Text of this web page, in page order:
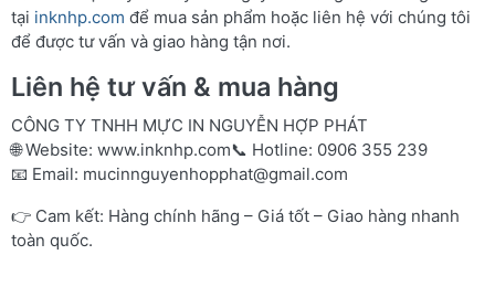
tại inknhp.com để mua sản phẩm hoặc liên hệ với chúng tôi
để được tư vấn và giao hàng tận nơi.
Liên hệ tư vấn & mua hàng
CÔNG TY TNHH MỰC IN NGUYỄN HỢP PHÁT
🌐 Website: www.inknhp.com📞 Hotline: 0906 355 239
📧 Email: mucinnguyenhopphat@gmail.com
👉 Cam kết: Hàng chính hãng – Giá tốt – Giao hàng nhanh
toàn quốc.